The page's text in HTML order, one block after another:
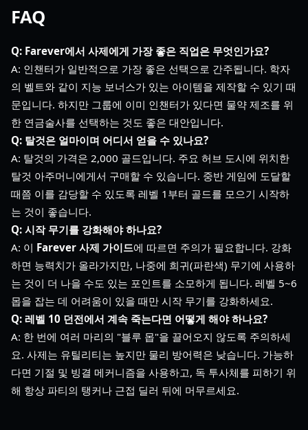
FAQ
Q: Farever에서 사제에게 가장 좋은 직업은 무엇인가요?
A: 인챈터가 일반적으로 가장 좋은 선택으로 간주됩니다. 학자
의 벨트와 같이 지능 보너스가 있는 아이템을 제작할 수 있기 때
문입니다. 하지만 그룹에 이미 인챈터가 있다면 물약 제조를 위
한 연금술사를 선택하는 것도 좋은 대안입니다.
Q: 탈것은 얼마이며 어디서 얻을 수 있나요?
A: 탈것의 가격은 2,000 골드입니다. 주요 허브 도시에 위치한
탈것 아주머니에게서 구매할 수 있습니다. 중반 게임에 도달할
때쯤 이를 감당할 수 있도록 레벨 1부터 골드를 모으기 시작하
는 것이 좋습니다.
Q: 시작 무기를 강화해야 하나요?
A: 이 Farever 사제 가이드에 따르면 주의가 필요합니다. 강화
하면 능력치가 올라가지만, 나중에 희귀(파란색) 무기에 사용하
는 것이 더 나을 수도 있는 포인트를 소모하게 됩니다. 레벨 5~6
몹을 잡는 데 어려움이 있을 때만 시작 무기를 강화하세요.
Q: 레벨 10 던전에서 계속 죽는다면 어떻게 해야 하나요?
A: 한 번에 여러 마리의 "블루 몹"을 끌어오지 않도록 주의하세
요. 사제는 유틸리티는 높지만 물리 방어력은 낮습니다. 가능하
다면 기절 및 빙결 메커니즘을 사용하고, 독 투사체를 피하기 위
해 항상 파티의 탱커나 근접 딜러 뒤에 머무르세요.